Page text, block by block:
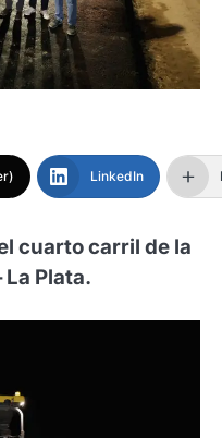
LinkedIn
cuarto carril de la
Plata.